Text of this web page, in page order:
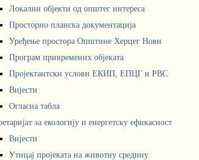
Локални објекти од општег интереса
Просторно планска документација
Уређење простора Општине Херцег Нови
Програм привремених објеката
Пројектантски услови ЕКИП, ЕПЦГ и РВС
Вијести
Огласна табла
за екологију и енергетску ефикасност
Вијести
Утицај пројеката на животну средину